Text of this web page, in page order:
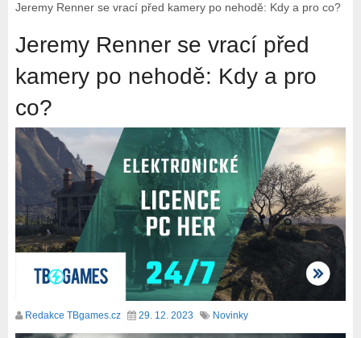
Jeremy Renner se vrací před kamery po nehodě: Kdy a pro co?
Jeremy Renner se vrací před
kamery po nehodě: Kdy a pro
co?
Redakce TBgames.cz 29. 12. 2023 Novinky